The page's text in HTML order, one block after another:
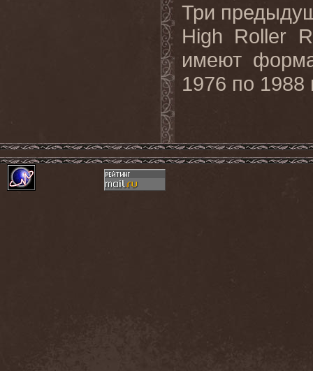
Три
High Roller
имеют
1976 по 1988